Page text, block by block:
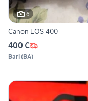
6
Canon EOS 400
400 €
Bari(BA)